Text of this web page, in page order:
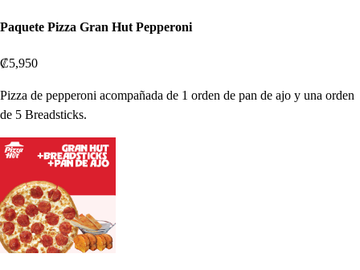
Paquete Pizza Gran Hut Pepperoni
₡5,950
Pizza de pepperoni acompañada de 1 orden de pan de ajo y una orden
de 5 Breadsticks.